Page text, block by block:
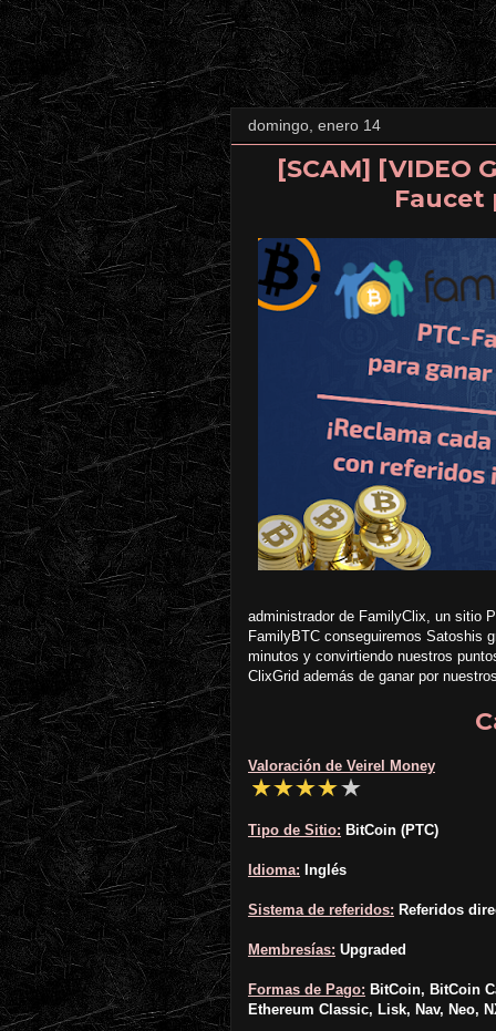
domingo, enero 14
[SCAM] [VIDEO
Faucet
administrador de FamilyClix, un sitio
FamilyBTC conseguiremos Satoshis
minutos y convirtiendo nuestros
ClixGrid además de ganar por
Valoración de Veirel Money
Tipo de Sitio: BitCoin (PTC)
Idioma: Inglés
Sistema de referidos: Referidos
Membresías: Upgraded
Formas de Pago: BitCoin, BitCoin
Ethereum Classic, Lisk, Nav, Neo,